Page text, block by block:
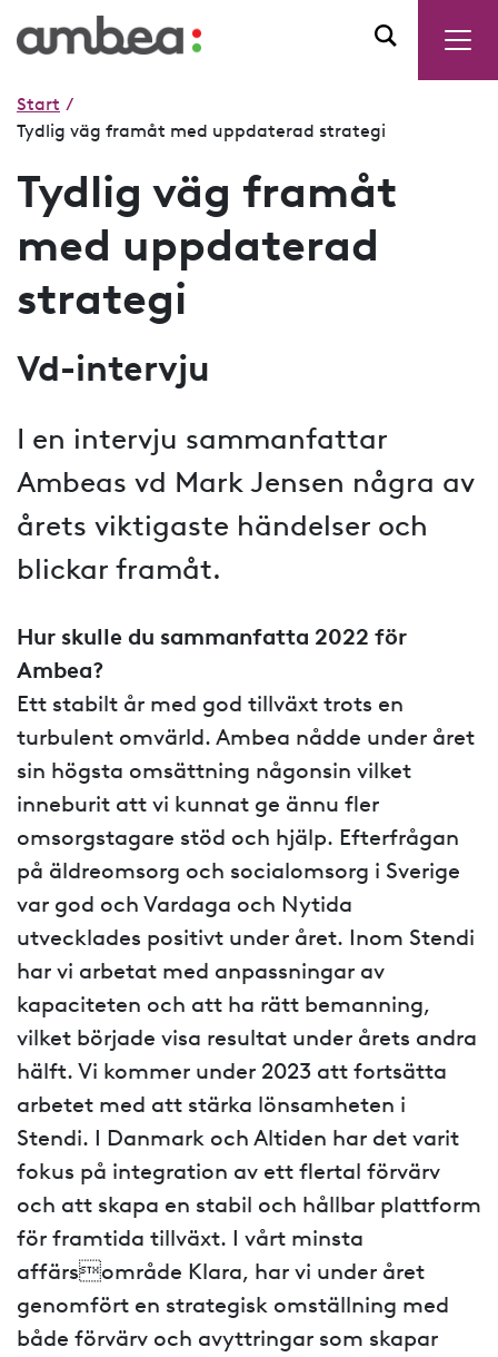
Start /
Tydlig väg framåt med uppdaterad strategi
Tydlig väg framåt
med uppdaterad
strategi
Vd-intervju
I en intervju sammanfattar
Ambeas vd Mark Jensen några av
årets viktigaste händelser och
blickar framåt.
Hur skulle du sammanfatta 2022 för
Ambea?
Ett stabilt år med god tillväxt trots en
turbulent omvärld. Ambea nådde under året
sin högsta omsättning någonsin vilket
inneburit att vi kunnat ge ännu fler
omsorgstagare stöd och hjälp. Efterfrågan
på äldreomsorg och socialomsorg i Sverige
var god och Vardaga och Nytida
utvecklades positivt under året. Inom Stendi
har vi arbetat med anpassningar av
kapaciteten och att ha rätt bemanning,
vilket började visa resultat under årets andra
hälft. Vi kommer under 2023 att fortsätta
arbetet med att stärka lönsamheten i
Stendi. I Danmark och Altiden har det varit
fokus på integration av ett flertal förvärv
och att skapa en stabil och hållbar plattform
för framtida tillväxt. I vårt minsta
affärsområde Klara, har vi under året
genomfört en strategisk omställning med
både förvärv och avyttringar som skapar